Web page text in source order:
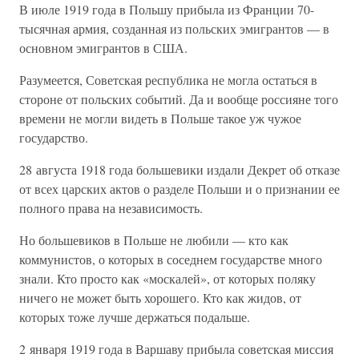
В июле 1919 года в Польшу прибыла из Франции 70-
тысячная армия, созданная из польских эмигрантов — в
основном эмигрантов в США.
Разумеется, Советская республика не могла остаться в
стороне от польских событий. Да и вообще россияне того
времени не могли видеть в Польше такое уж чужое
государство.
28 августа 1918 года большевики издали Декрет об отказе
от всех царских актов о разделе Польши и о признании ее
полного права на независимость.
Но большевиков в Польше не любили — кто как
коммунистов, о которых в соседнем государстве много
знали. Кто просто как «москалей», от которых поляку
ничего не может быть хорошего. Кто как жидов, от
которых тоже лучше держаться подальше.
2 января 1919 года в Варшаву прибыла советская миссия